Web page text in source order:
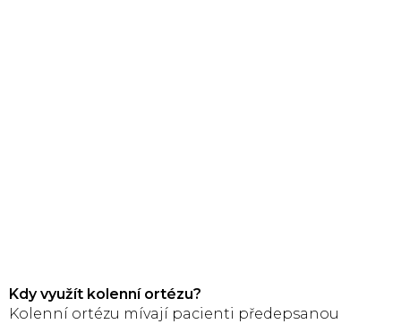
Kdy využít kolenní ortézu?
Kolenní ortézu mívají pacienti předepsanou